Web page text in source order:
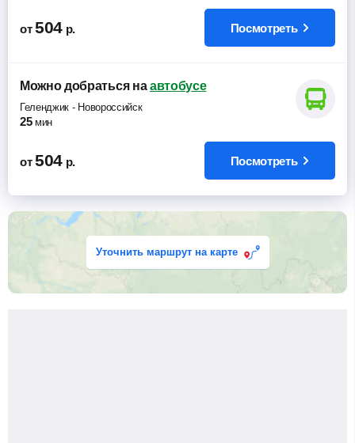
от 504 р. Посмотреть
Можно добратьсяна автобусе
Геленджик - Новороссийск
25 мин
от 504 р. Посмотреть
Уточнить маршрут на карте